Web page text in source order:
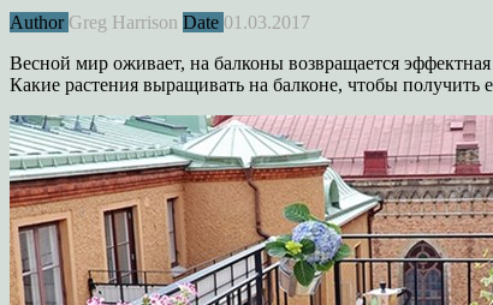
Author Greg Harrison Date 01.03.2017
Весной мир оживает, на балконы возвращается
Какие растения выращивать на балконе, чтобы получить